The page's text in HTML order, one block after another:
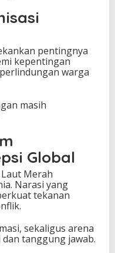
pentingnya
kepentingan
warga
masih
Global
Merah
Narasi yang
tekanan
sekaligus arena
tanggung jawab.